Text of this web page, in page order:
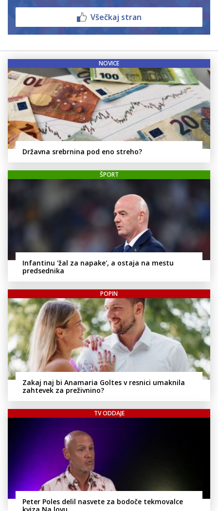
Všečkaj stran
NOVICE
Državna srebrnina pod eno streho?
ŠPORT
Infantinu 'žal za napake', a ostaja na mestu
predsednika
POPIN
Zakaj naj bi Anamaria Goltes v resnici umaknila
zahtevek za preživnino?
TV ODDAJE
Peter Poles delil nasvete za bodoče tekmovalce